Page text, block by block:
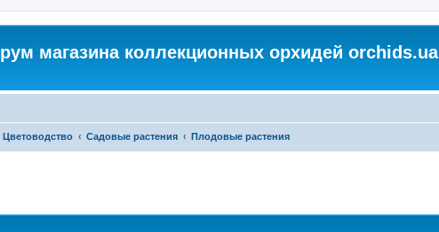
магазина коллекционных орхидей orchids.ua
Цветоводство Садовые растения Плодовые растения